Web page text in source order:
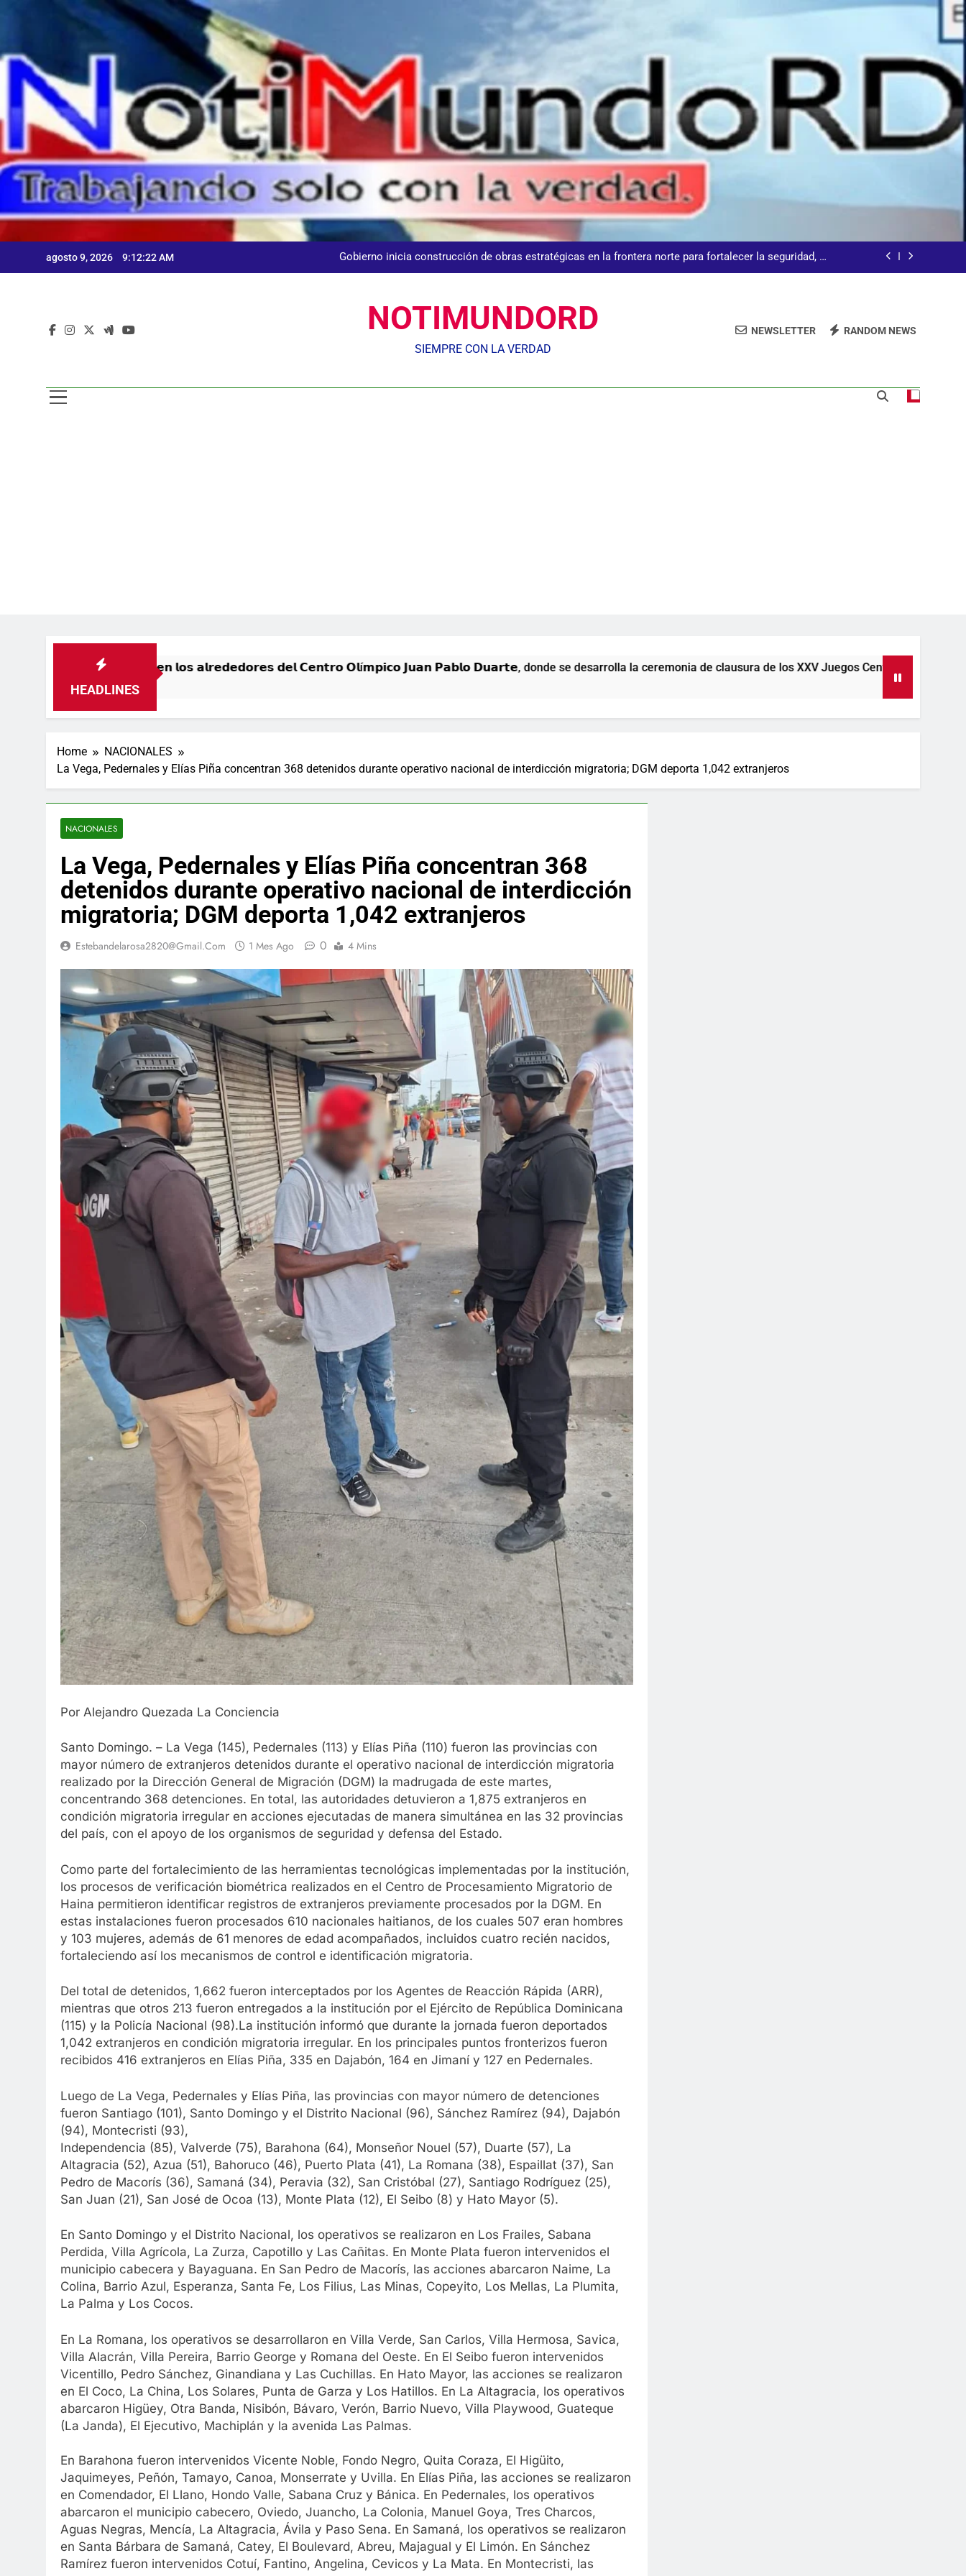
agosto 9, 2026 9:12:24 AM
UNTC inicia ofensiva para recuperar fuerza gremial y fortalecer seccional del Distrito Nacional
Nuestros agentes mantienen el control y la 𝗴𝗲𝘀𝘁𝗶ó𝗻 𝗱𝗲𝗹 𝘁𝗿á𝗻𝘀𝗶𝘁𝗼 𝗲𝗻 𝗹𝗼𝘀 𝗮𝗹𝗿𝗲𝗱𝗲𝗱𝗼𝗿𝗲𝘀 𝗱𝗲𝗹 𝗖𝗲𝗻𝘁𝗿𝗼
𝗢𝗹í𝗺𝗽𝗶𝗰𝗼 𝗝𝘂𝗮𝗻 𝗣𝗮𝗯𝗹𝗼 𝗗𝘂𝗮𝗿𝘁𝗲, donde se desarrolla la ceremonia de clausura de los XXV Juegos
Gobierno inicia construcción de obras estratégicas en la frontera norte para fortalecer la seguridad, el
UNTC inicia ofensiva para recuperar fuerza gremial y fortalecer seccional del Distrito Nacional
Nuestros agentes mantienen el control y la 𝗴𝗲𝘀𝘁𝗶ó𝗻 𝗱𝗲𝗹 𝘁𝗿á𝗻𝘀𝗶𝘁𝗼 𝗲𝗻 𝗹𝗼𝘀 𝗮𝗹𝗿𝗲𝗱𝗲𝗱𝗼𝗿𝗲𝘀 𝗱𝗲𝗹 𝗖𝗲𝗻𝘁𝗿𝗼
NOTIMUNDORD
SIEMPRE CON LA VERDAD
NEWSLETTER RANDOM NEWS
HEADLINES
𝗲𝗻 𝗹𝗼𝘀 𝗮𝗹𝗿𝗲𝗱𝗲𝗱𝗼𝗿𝗲𝘀 𝗱𝗲𝗹 𝗖𝗲𝗻𝘁𝗿𝗼 𝗢𝗹í𝗺𝗽𝗶𝗰𝗼 𝗝𝘂𝗮𝗻 𝗣𝗮𝗯𝗹𝗼 𝗗𝘂𝗮𝗿𝘁𝗲, donde se desarrolla la ceremonia de clausura de los XXV Juegos Centroamericanos y del Caribe Santo
Home
NACIONALES
La Vega, Pedernales y Elías Piña concentran 368 detenidos durante operativo nacional de interdicción migratoria; DGM deporta 1,042 extranjeros
NACIONALES
La Vega, Pedernales y Elías Piña concentran 368
detenidos durante operativo nacional de interdicción
migratoria; DGM deporta 1,042 extranjeros
Estebandelarosa2820@gmail.com 1 Mes Ago 0 4 Mins
Por Alejandro Quezada La Conciencia
Santo Domingo. – La Vega (145), Pedernales (113) y Elías Piña (110) fueron las provincias con
mayor número de extranjeros detenidos durante el operativo nacional de interdicción migratoria
realizado por la Dirección General de Migración (DGM) la madrugada de este martes,
concentrando 368 detenciones. En total, las autoridades detuvieron a 1,875 extranjeros en
condición migratoria irregular en acciones ejecutadas de manera simultánea en las 32 provincias
del país, con el apoyo de los organismos de seguridad y defensa del Estado.
Como parte del fortalecimiento de las herramientas tecnológicas implementadas por la institución,
los procesos de verificación biométrica realizados en el Centro de Procesamiento Migratorio de
Haina permitieron identificar registros de extranjeros previamente procesados por la DGM. En
estas instalaciones fueron procesados 610 nacionales haitianos, de los cuales 507 eran hombres
y 103 mujeres, además de 61 menores de edad acompañados, incluidos cuatro recién nacidos,
fortaleciendo así los mecanismos de control e identificación migratoria.
Del total de detenidos, 1,662 fueron interceptados por los Agentes de Reacción Rápida (ARR),
mientras que otros 213 fueron entregados a la institución por el Ejército de República Dominicana
(115) y la Policía Nacional (98).La institución informó que durante la jornada fueron deportados
1,042 extranjeros en condición migratoria irregular. En los principales puntos fronterizos fueron
recibidos 416 extranjeros en Elías Piña, 335 en Dajabón, 164 en Jimaní y 127 en Pedernales.
Luego de La Vega, Pedernales y Elías Piña, las provincias con mayor número de detenciones
fueron Santiago (101), Santo Domingo y el Distrito Nacional (96), Sánchez Ramírez (94), Dajabón
(94), Montecristi (93),
Independencia (85), Valverde (75), Barahona (64), Monseñor Nouel (57), Duarte (57), La
Altagracia (52), Azua (51), Bahoruco (46), Puerto Plata (41), La Romana (38), Espaillat (37), San
Pedro de Macorís (36), Samaná (34), Peravia (32), San Cristóbal (27), Santiago Rodríguez (25),
San Juan (21), San José de Ocoa (13), Monte Plata (12), El Seibo (8) y Hato Mayor (5).
En Santo Domingo y el Distrito Nacional, los operativos se realizaron en Los Frailes, Sabana
Perdida, Villa Agrícola, La Zurza, Capotillo y Las Cañitas. En Monte Plata fueron intervenidos el
municipio cabecera y Bayaguana. En San Pedro de Macorís, las acciones abarcaron Naime, La
Colina, Barrio Azul, Esperanza, Santa Fe, Los Filius, Las Minas, Copeyito, Los Mellas, La Plumita,
La Palma y Los Cocos.
En La Romana, los operativos se desarrollaron en Villa Verde, San Carlos, Villa Hermosa, Savica,
Villa Alacrán, Villa Pereira, Barrio George y Romana del Oeste. En El Seibo fueron intervenidos
Vicentillo, Pedro Sánchez, Ginandiana y Las Cuchillas. En Hato Mayor, las acciones se realizaron
en El Coco, La China, Los Solares, Punta de Garza y Los Hatillos. En La Altagracia, los operativos
abarcaron Higüey, Otra Banda, Nisibón, Bávaro, Verón, Barrio Nuevo, Villa Playwood, Guateque
(La Janda), El Ejecutivo, Machiplán y la avenida Las Palmas.
En Barahona fueron intervenidos Vicente Noble, Fondo Negro, Quita Coraza, El Higüito,
Jaquimeyes, Peñón, Tamayo, Canoa, Monserrate y Uvilla. En Elías Piña, las acciones se realizaron
en Comendador, El Llano, Hondo Valle, Sabana Cruz y Bánica. En Pedernales, los operativos
abarcaron el municipio cabecero, Oviedo, Juancho, La Colonia, Manuel Goya, Tres Charcos,
Aguas Negras, Mencía, La Altagracia, Ávila y Paso Sena. En Samaná, los operativos se realizaron
en Santa Bárbara de Samaná, Catey, El Boulevard, Abreu, Majagual y El Limón. En Sánchez
Ramírez fueron intervenidos Cotuí, Fantino, Angelina, Cevicos y La Mata. En Montecristi, las